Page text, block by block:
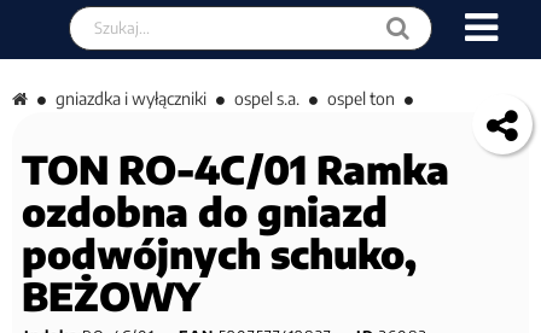
Szukaj w sklepie
gniazdka i wyłączniki ospel s.a. ospel ton
TON RO-4C/01 Ramka
ozdobna do gniazd
podwójnych schuko,
BEŻOWY